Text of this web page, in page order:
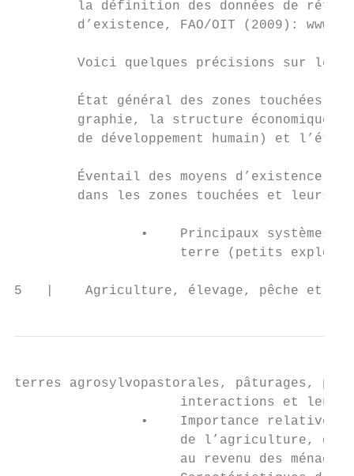
la définition des données de
d’existence, FAO/OIT (2009):
Voici quelques précisions sur les
État général des zones touchées
graphie, la structure économique
de développement humain) et
Éventail des moyens d’existence
dans les zones touchées et leurs
•    Principaux systèmes
terre (petits
5   |    Agriculture, élevage, pêche et
terres agrosylvopastorales, pâturages,
interactions et
•    Importance relative
de l’agriculture, de
au revenu des